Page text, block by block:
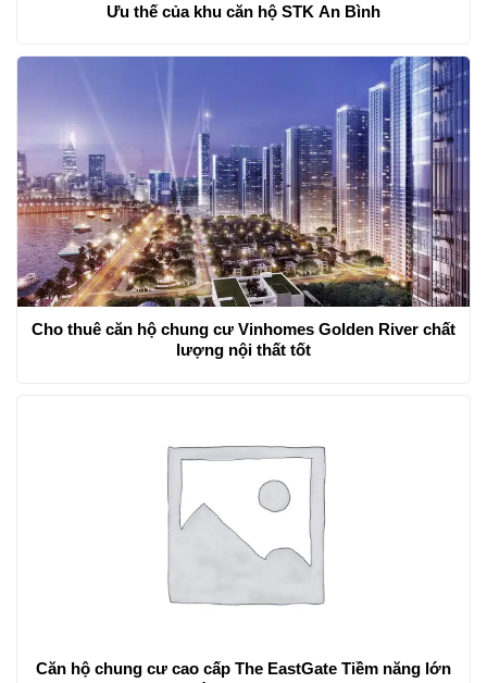
Ưu thế của khu căn hộ STK An Bình
Cho thuê căn hộ chung cư Vinhomes Golden River chất
lượng nội thất tốt
Căn hộ chung cư cao cấp The EastGate Tiềm năng lớn